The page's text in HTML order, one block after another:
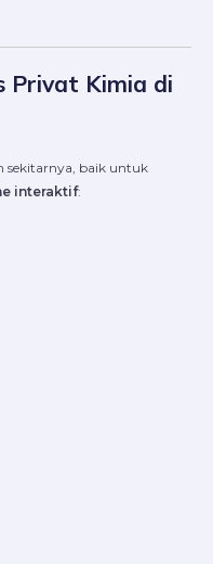
Privat Kimia di
sekitarnya, baik untuk
interaktif: